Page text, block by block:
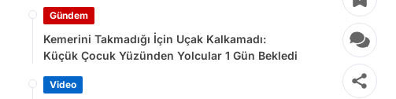
Gündem
Kemerini Takmadığı İçin Uçak Kalkamadı:
Küçük Çocuk Yüzünden Yolcular 1 Gün Bekledi
Video